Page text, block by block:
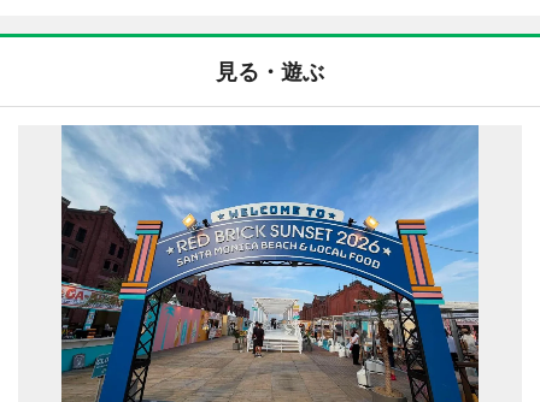
見る・遊ぶ